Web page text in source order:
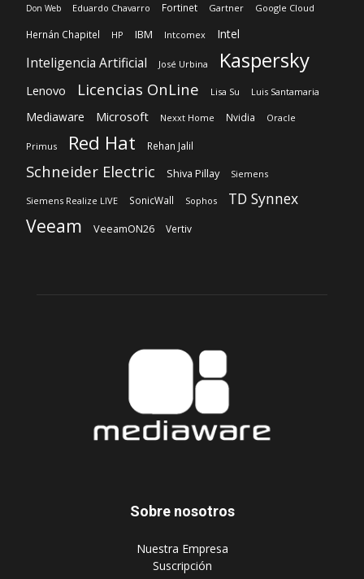
Don Web Eduardo Chavarro Fortinet Gartner Google Cloud
Hernán Chapitel HP IBM Intcomex Intel
Inteligencia Artificial José Urbina Kaspersky
Lenovo Licencias OnLine Lisa Su Luis Santamaria
Mediaware Microsoft Nexxt Home Nvidia Oracle
Primus Red Hat Rehan Jalil
Schneider Electric Shiva Pillay Siemens
Siemens Realize LIVE SonicWall Sophos TD Synnex
Veeam VeeamON26 Vertiv
Sobre nosotros
‎Nuestra Empresa
‎Suscripción